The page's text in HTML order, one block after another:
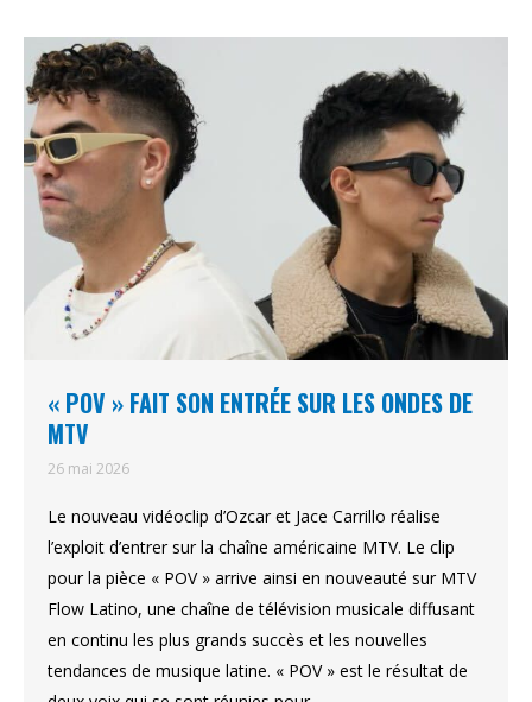
« POV » FAIT SON ENTRÉE SUR LES ONDES DE
MTV
26 mai 2026
Le nouveau vidéoclip d’Ozcar et Jace Carrillo réalise
l’exploit d’entrer sur la chaîne américaine MTV. Le clip
pour la pièce « POV » arrive ainsi en nouveauté sur MTV
Flow Latino, une chaîne de télévision musicale diffusant
en continu les plus grands succès et les nouvelles
tendances de musique latine. « POV » est le résultat de